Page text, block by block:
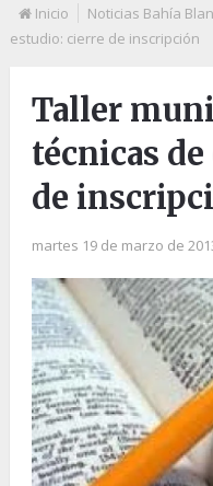
Inicio Noticias Bahía
estudio: cierre de inscripción
Taller
técnicas
de
martes 19 de marzo de